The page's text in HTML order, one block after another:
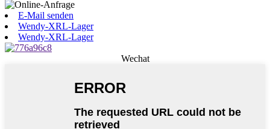
E-Mail senden
Wendy-XRL-Lager
Wendy-XRL-Lager
Wechat